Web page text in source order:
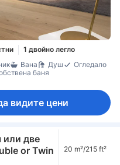
1 двойно легло
Вана Душ
Огледало
баня
видите цени
или две
or Twin
20 m²/215 ft²